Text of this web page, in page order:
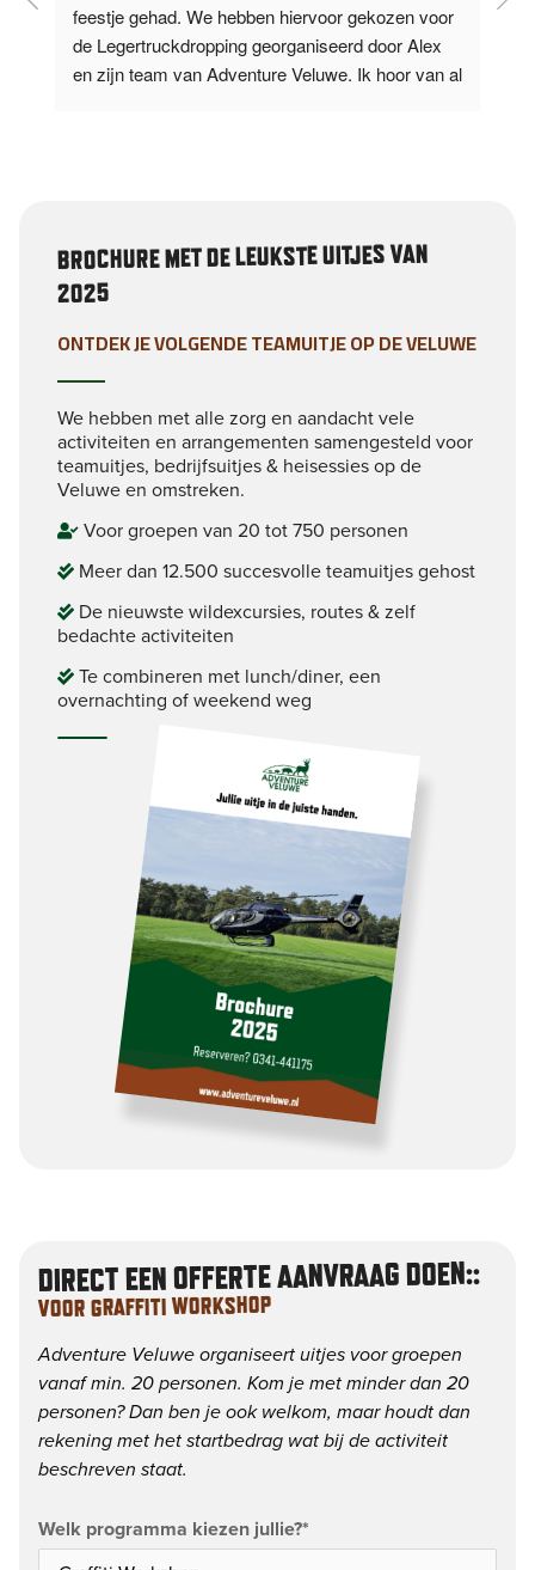
feestje gehad. We hebben hiervoor gekozen voor
de Legertruckdropping georganiseerd door Alex
en zijn team van Adventure Veluwe. Ik hoor van al
BROCHURE MET DE LEUKSTE UITJES VAN
2025
ONTDEK JE VOLGENDE TEAMUITJE OP DE VELUWE
We hebben met alle zorg en aandacht vele
activiteiten en arrangementen samengesteld voor
teamuitjes, bedrijfsuitjes & heisessies op de
Veluwe en omstreken.
Voor groepen van 20 tot 750 personen
Meer dan 12.500 succesvolle teamuitjes gehost
De nieuwste wildexcursies, routes & zelf
bedachte activiteiten
Te combineren met lunch/diner, een
overnachting of weekend weg
DIRECT EEN OFFERTE AANVRAAG DOEN::
VOOR GRAFFITI WORKSHOP
Adventure Veluwe organiseert uitjes voor groepen
vanaf min. 20 personen. Kom je met minder dan 20
personen? Dan ben je ook welkom, maar houdt dan
rekening met het startbedrag wat bij de activiteit
beschreven staat.
Welk programma kiezen jullie?*